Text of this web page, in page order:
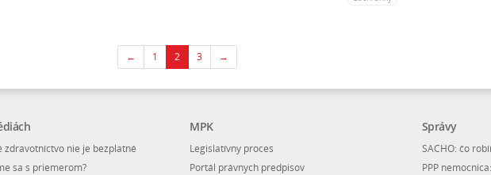
← 1 2 3 →
zdravotníctvo nie je bezplatné
sa s priemerom?
MPK
Legislatívny proces
Portál právnych predpisov
Správy
SACHO: čo
PPP